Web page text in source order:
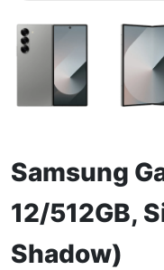
Samsung
12/512GB,
Shadow)